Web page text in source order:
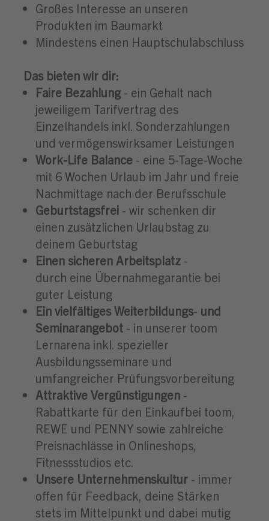
Großes Interesse an unseren
Produkten im Baumarkt
Mindestens einen Hauptschulabschluss
Das bieten wir dir:
Faire Bezahlung - ein Gehalt nach
jeweiligem Tarifvertrag des
Einzelhandels inkl. Sonderzahlungen
und vermögenswirksamer Leistungen
Work-Life Balance - eine 5-Tage-Woche
mit 6 Wochen Urlaub im Jahr und freie
Nachmittage nach der Berufsschule
Geburtstagsfrei - wir schenken dir
einen zusätzlichen Urlaubstag zu
deinem Geburtstag
Einen sicheren Arbeitsplatz -
durch eine Übernahmegarantie bei
guter Leistung
Ein vielfältiges Weiterbildungs- und
Seminarangebot - in unserer toom
Lernarena inkl. spezieller
Ausbildungsseminare und
umfangreicher Prüfungsvorbereitung
Attraktive Vergünstigungen -
Rabattkarte für den Einkaufbei toom,
REWE und PENNY sowie zahlreiche
Preisnachlässe in Onlineshops,
Fitnessstudios etc.
Unsere Unternehmenskultur - immer
offen für Feedback, deine Stärken
stets im Mittelpunkt und dabei mutig